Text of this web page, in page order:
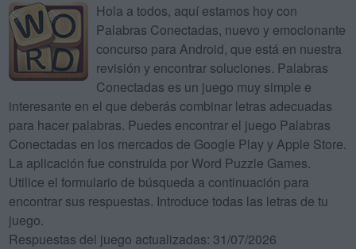
Hola a todos, aquí estamos hoy con
Palabras Conectadas, nuevo y emocionante
concurso para Android, que está en nuestra
revisión y encontrar soluciones. Palabras
Conectadas es un juego muy simple e
interesante en el que deberás combinar letras adecuadas
para hacer palabras. Puedes encontrar el juego Palabras
Conectadas en los mercados de Google Play y Apple Store.
La aplicación fue construida por Word Puzzle Games.
Utilice el formulario de búsqueda a continuación para
encontrar sus respuestas. Introduce todas las letras de tu
juego.
Respuestas del juego actualizadas: 31/07/2026